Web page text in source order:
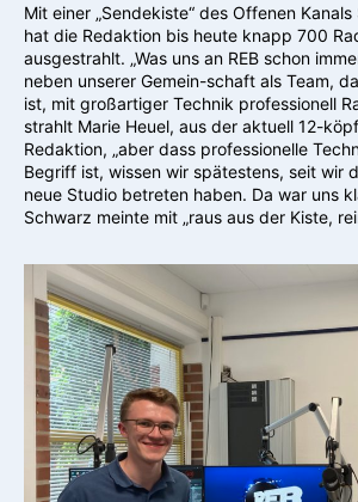
Mit einer „Sendekiste“ des Offenen
hat die Redaktion bis heute knapp 700
ausgestrahlt. „Was uns an REB schon
neben unserer Gemein-schaft als Team,
ist, mit großartiger Technik professionell
strahlt Marie Heuel, aus der aktuell 12-
Redaktion, „aber dass professionelle
Begriff ist, wissen wir spätestens, seit wir
neue Studio betreten haben. Da war uns
Schwarz meinte mit „raus aus der Kiste,